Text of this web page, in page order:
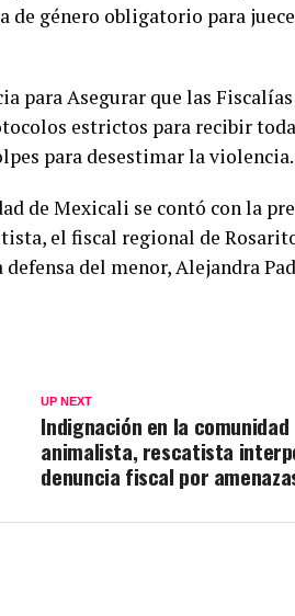
de género obligatorio para
para Asegurar que las
estrictos para recibir
para desestimar la violencia.
de Mexicali se contó con la
el fiscal regional de
del menor, Alejandra
UP NEXT
Indignación en la comunidad
animalista, rescatista
denuncia fiscal por